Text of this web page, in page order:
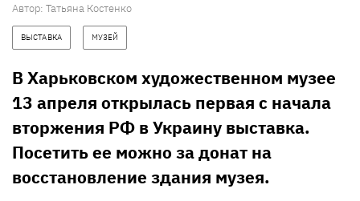
Автор: Татьяна Костенко
ВЫСТАВКА МУЗЕЙ
В Харьковском художественном музее
13 апреля открылась первая с начала
вторжения РФ в Украину выставка.
Посетить ее можно за донат на
восстановление здания музея.